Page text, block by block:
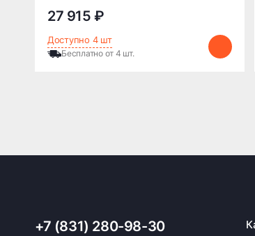
27 915 ₽
Доступно 4 шт
Бесплатно от 4 шт.
+7 (831) 280-98-30